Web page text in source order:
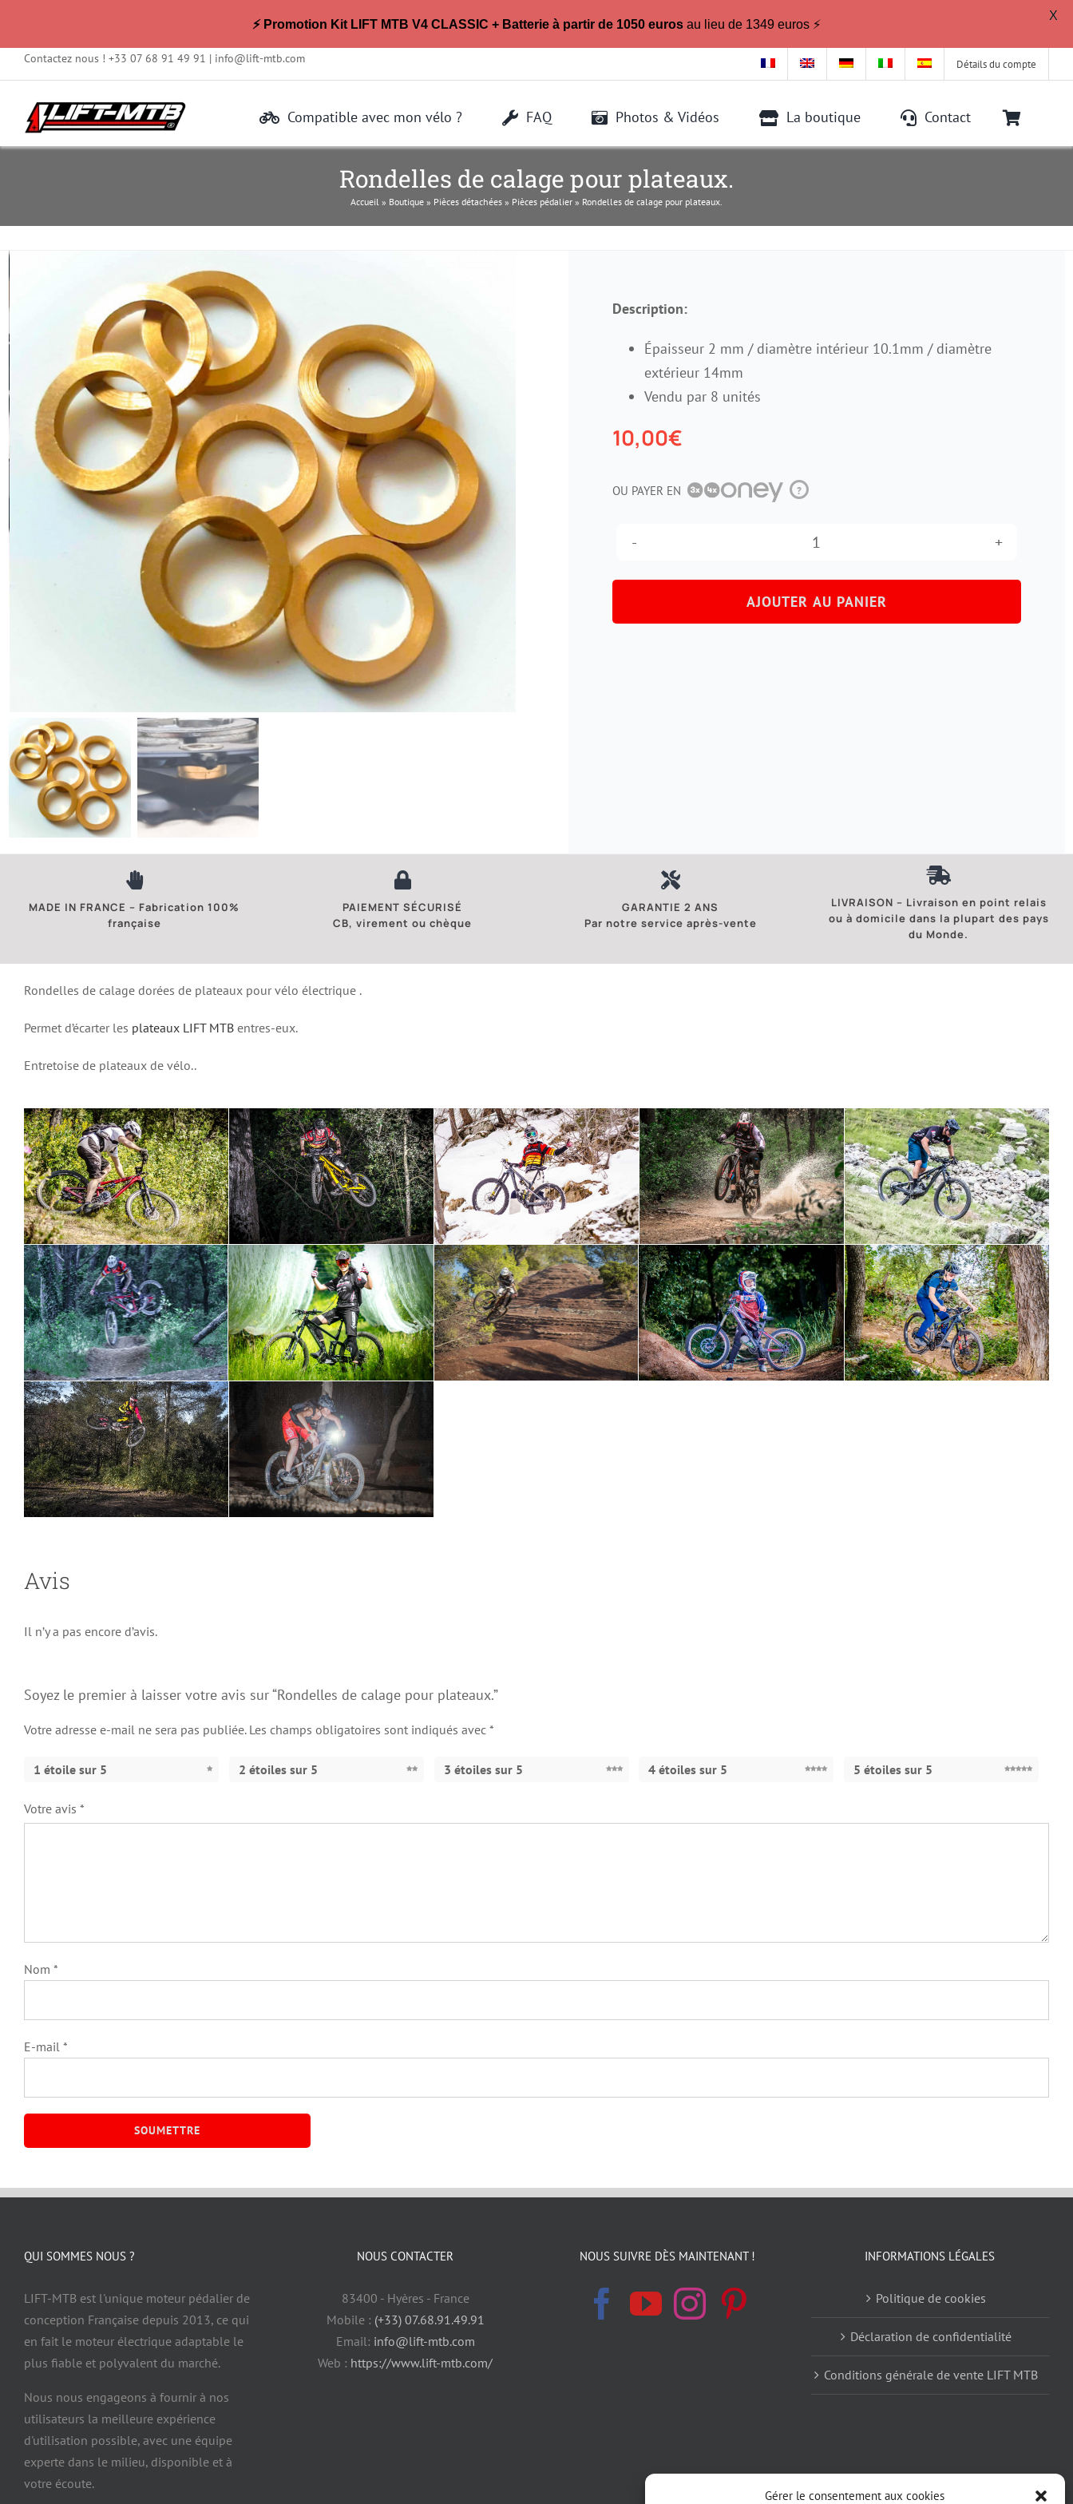
Gérer le consentement aux cookies
Passer
au
contenu
Contactez nous ! +33 07 68 91 49 91 | info@lift-mtb.com Détails du compte
Compatible avec mon vélo ? FAQ Photos & Vidéos La boutique Contact
Rondelles de calage pour plateaux.
Accueil » Boutique » Pièces détachées » Pièces pédalier » Rondelles de calage pour plateaux.
Description:
Épaisseur 2 mm / diamètre intérieur 10.1mm / diamètre
extérieur 14mm
Vendu par 8 unités
10,00€
OU PAYER EN ?
quantité
de
Rondelles
AJOUTER AU PANIER
MADE IN FRANCE – Fabrication 100%
française
PAIEMENT SÉCURISÉ
CB, virement ou chèque
GARANTIE 2 ANS
Par notre service après-vente
LIVRAISON – Livraison en point relais
ou à domicile dans la plupart des pays
du Monde.
Rondelles de calage dorées de plateaux pour vélo électrique .
Permet d’écarter les plateaux LIFT MTBentres-eux.
Entretoise de plateaux de vélo..
Avis
Il n’y a pas encore d’avis.
Soyez le premier à laisser votre avis sur “Rondelles de calage pour plateaux.”
Votre adresse e-mail ne sera pas publiée. Les champs obligatoires sont indiqués avec *
1 étoile sur 5 2 étoiles sur 5 3 étoiles sur 5 4 étoiles sur 5 5 étoiles sur 5
Votre avis *
Nom *
E-mail *
QUI SOMMES NOUS ?
LIFT-MTB est l'unique moteur pédalier de
conception Française depuis 2013, ce qui
en fait le moteur électrique adaptable le
plus fiable et polyvalent du marché.
Nous nous engageons à fournir à nos
utilisateurs la meilleure expérience
d'utilisation possible, avec une équipe
experte dans le milieu, disponible et à
votre écoute.
NOUS CONTACTER
83400 - Hyères - France
Mobile : (+33) 07.68.91.49.91
Email: info@lift-mtb.com
Web : https://www.lift-mtb.com/
NOUS SUIVRE DÈS MAINTENANT ! INFORMATIONS LÉGALES
Politique de cookies
Déclaration de confidentialité
Conditions générale de vente LIFT MTB
⚡ Promotion Kit LIFT MTB V4 CLASSIC + Batterie à partir de 1050 euros au lieu de 1349 euros ⚡
X